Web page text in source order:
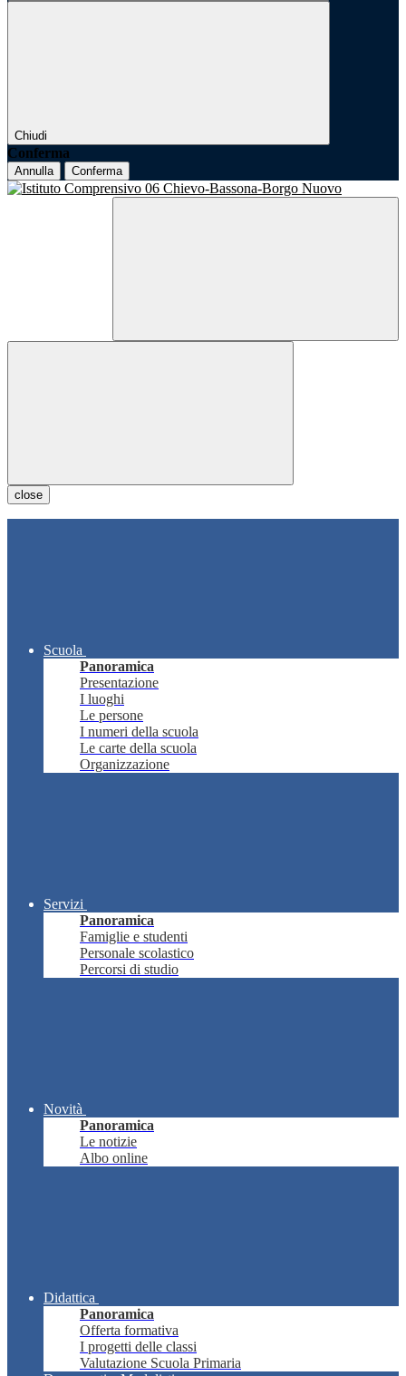
Chiudi
Conferma
Annulla Conferma
close
Scuola
Panoramica
Presentazione
I luoghi
Le persone
I numeri della scuola
Le carte della scuola
Organizzazione
Servizi
Panoramica
Famiglie e studenti
Personale scolastico
Percorsi di studio
Novità
Panoramica
Le notizie
Albo online
Didattica
Panoramica
Offerta formativa
I progetti delle classi
Valutazione Scuola Primaria